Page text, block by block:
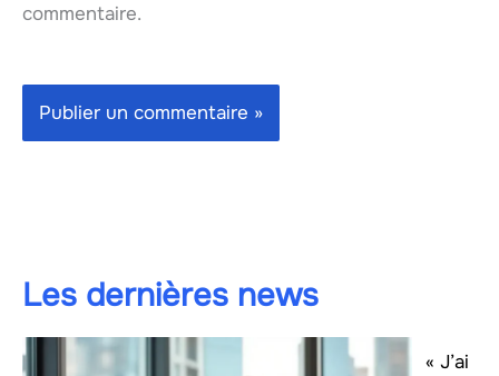
commentaire.
Les dernières news
« J’ai